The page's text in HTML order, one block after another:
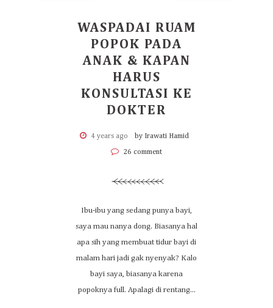
WASPADAI RUAM
POPOK PADA
ANAK & KAPAN
HARUS
KONSULTASI KE
DOKTER
4 years ago by Irawati Hamid
26 comment
Ibu-ibu yang sedang punya bayi,
saya mau nanya dong. Biasanya hal
apa sih yang membuat tidur bayi di
malam hari jadi gak nyenyak? Kalo
bayi saya, biasanya karena
popoknya full. Apalagi di rentang...